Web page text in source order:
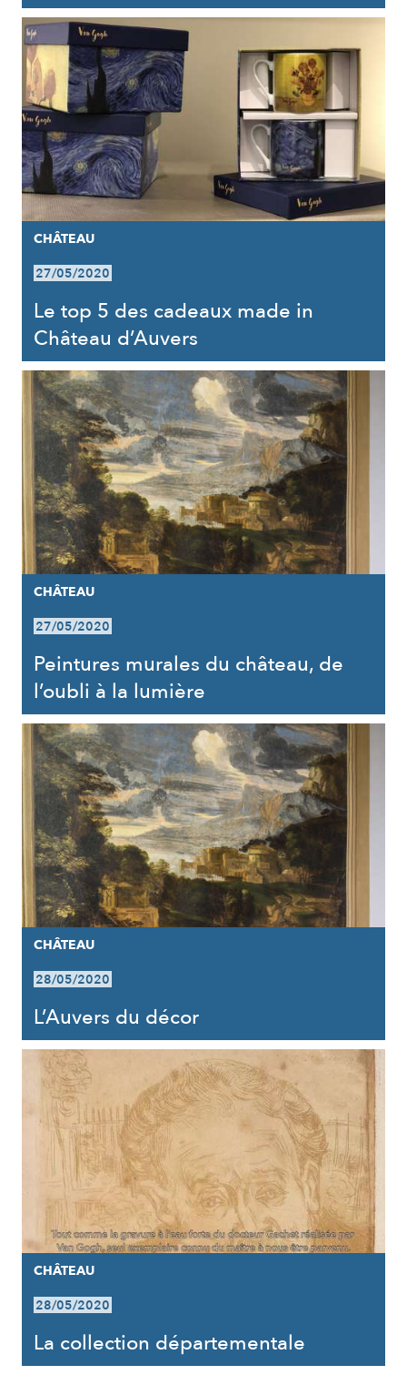
CHÂTEAU
27/05/2020
Le top 5 des cadeaux made in
Château d’Auvers
CHÂTEAU
27/05/2020
Peintures murales du château, de
l’oubli à la lumière
CHÂTEAU
28/05/2020
L’Auvers du décor
CHÂTEAU
28/05/2020
La collection départementale